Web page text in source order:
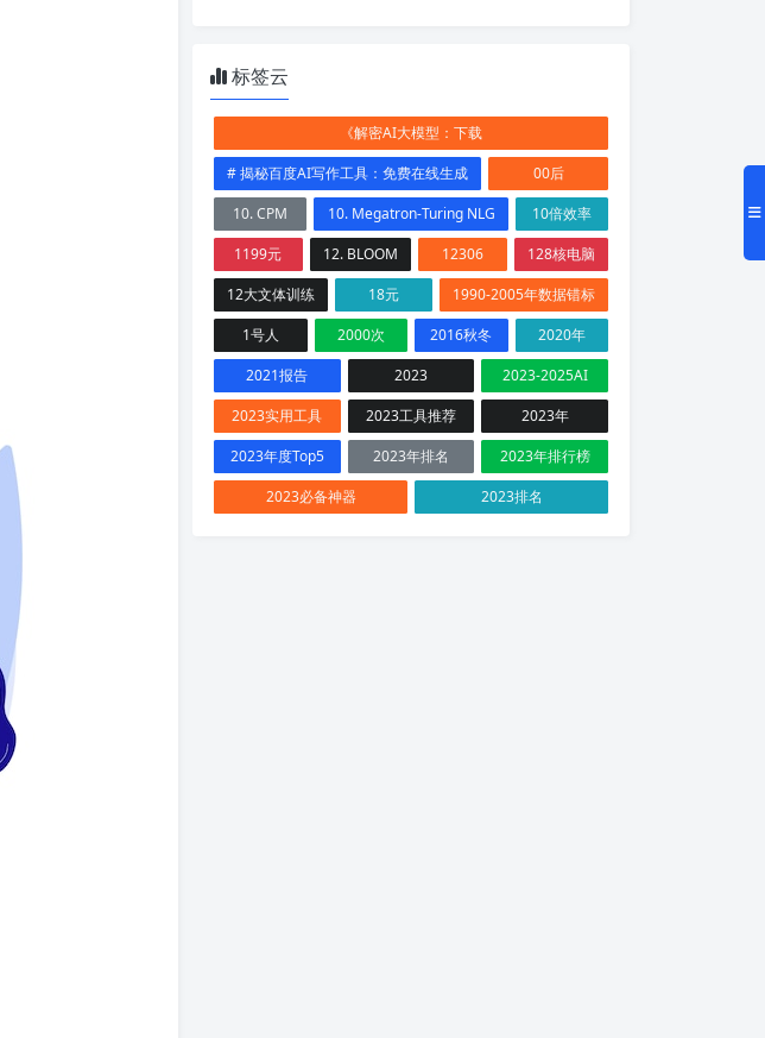
标签云
《解密AI大模型：下载
# 揭秘百度AI写作工具：免费在线生成
00后
10. CPM
10. Megatron-Turing NLG
10倍效率
1199元
12. BLOOM 12306
128核电脑
12大文体训练
18元
1990-2005年数据错标
1号人
2000次 2016秋冬
2020年
2021报告
2023
2023-2025AI
2023实用工具
2023工具推荐
2023年
2023年度Top5
2023年排名
2023年排行榜
2023必备神器
2023排名